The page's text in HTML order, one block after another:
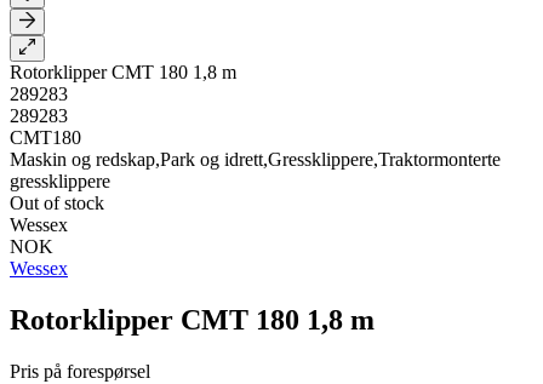
Rotorklipper CMT 180 1,8 m
289283
289283
CMT180
Maskin og redskap,Park og idrett,Gressklippere,Traktormonterte
gressklippere
Out of stock
Wessex
NOK
Wessex
Rotorklipper CMT 180 1,8 m
Pris på forespørsel